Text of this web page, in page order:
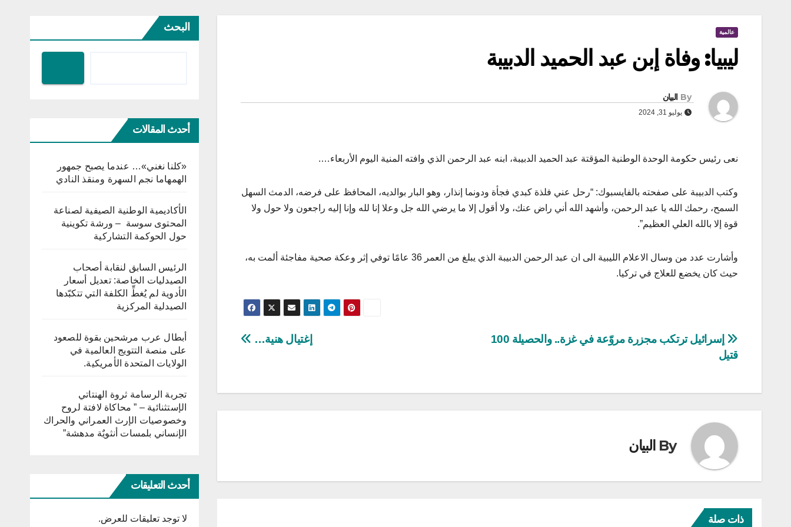
عالمية
ليبيا: وفاة إبن عبد الحميد الدبيبة
By البيان
يوليو 31, 2024
نعى رئيس حكومة الوحدة الوطنية المؤقتة عبد الحميد الدبيبة، ابنه عبد الرحمن الذي وافته المنية اليوم الأربعاء….
وكتب الدبيبة على صفحته بالفايسبوك: “رحل عني فلذة كبدي فجأة ودونما إنذار، وهو البار بوالديه، المحافظ على فرضه، الدمث السهل
السمح، رحمك الله يا عبد الرحمن، وأشهد الله أني راض عنك، ولا أقول إلا ما يرضي الله جل وعلا إنا لله وإنا إليه راجعون ولا حول ولا
قوة إلا بالله العلي العظيم”.
وأشارت عدد من وسال الاعلام الليبية الى ان عبد الرحمن الدبيبة الذي يبلغ من العمر 36 عامًا توفي إثر وعكة صحية مفاجئة ألمت به،
حيث كان يخضع للعلاج في تركيا.
تصفّح
المقالات
إغتيال هنية…
إسرائيل ترتكب مجزرة مروّعة في غزة.. والحصيلة 100
قتيل
By البيان
ذات صلة
البحث
أحدث المقالات
«كلنا نغني»… عندما يصبح جمهور
الهمهاما نجم السهرة ومنقذ النادي
الأكاديمية الوطنية الصيفية لصناعة
المحتوى سوسة – ورشة تكوينية
حول الحوكمة التشاركية
الرئيس السابق لنقابة أصحاب
الصيدليات الخاصة: تعديل أسعار
الأدوية لم يُغطِّ الكلفة التي تتكبّدها
الصيدلية المركزية
أبطال عرب مرشحين بقوة للصعود
على منصة التتويج العالمية في
الولايات المتحدة الأمريكية.
تجربة الرسامة ثروة الهنتاتي
الإستثنائية – ” محاكاة لافتة لروح
وخصوصيات الإرث العمراني والحراك
الإنساني بلمسات أنثويٌة مدهشة”
أحدث التعليقات
لا توجد تعليقات للعرض.